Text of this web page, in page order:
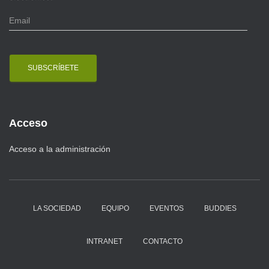
E
m
i
Acceso
Acceso a la administración
LA SOCIEDAD EQUIPO EVENTOS BUDDIES
INTRANET CONTACTO